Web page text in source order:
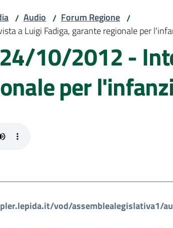
/ Audio / Forum Regione /
a Luigi Fadiga, garante regionale per
10/2012 -
per